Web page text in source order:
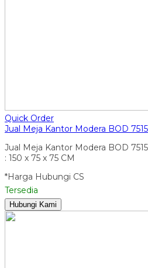
Quick Order
Jual Meja Kantor Modera BOD
Jual Meja Kantor Modera BOD
: 150 x 75 x 75 CM
*Harga Hubungi CS
Tersedia
Hubungi Kami